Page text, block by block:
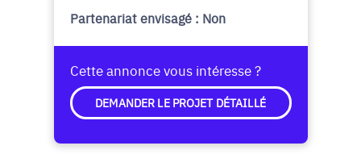
Partenariat envisagé : Non
Cette annonce vous intéresse ?
DEMANDER LE PROJET DÉTAILLÉ